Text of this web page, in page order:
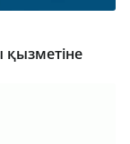
қызметіне